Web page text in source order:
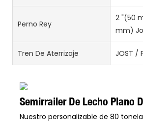
Perno Rey
2 "(50
mm)
Tren De Aterrizaje JOST /
Semirrailer De Lecho Plano
Nuestro personalizable de 80